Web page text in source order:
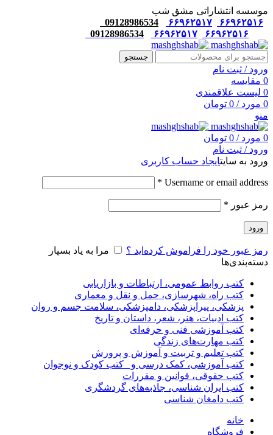
موسسه انتشاراتی مشق شب
۶۶۹۶۲۵۱۶
۶۶۹۶۲۵۱۷
09128986534
۶۶۹۶۲۵۱۶
۶۶۹۶۲۵۱۷ 09128986534
جستجو
ورود / ثبت نام
0 مقایسه
0 لیست علاقمندی
0 مورد /
0 تومان
منو
0 مورد /
0 تومان
ورود / ثبت نام
ورود به سایتایجاد حساب کاربری
Username or email address
*
رمز عبور *
ورود
رمز عبور خود را فراموش کرده‌اید ؟
مرا به یاد بسپار
دسته‌بندی‌ها
کتب روابط عمومی، ارتباطات و بازاریابی
کتب راه، شهرسازی، حمل و نقل و معماری
پزشکی، پیراپزشکی، دامپزشکی، سلامت جسم و روان
کتب ادبیات، هنر، شعر، داستان و تاریخ
کتب آموزشی فنی و حرفه‌ای
کتب مهارت‌های زندگی
کتب تعلیم و تربیت و آموزش و پرورش
کتب آموزشی، کمک درسی و _کتب کودک و نوجوان
کتب حقوقی، قوانین و مقررات
کتب ایران شناسی، جاذبه‌های گردشگری
کتب دامغان شناسی
خانه
فروشگاه